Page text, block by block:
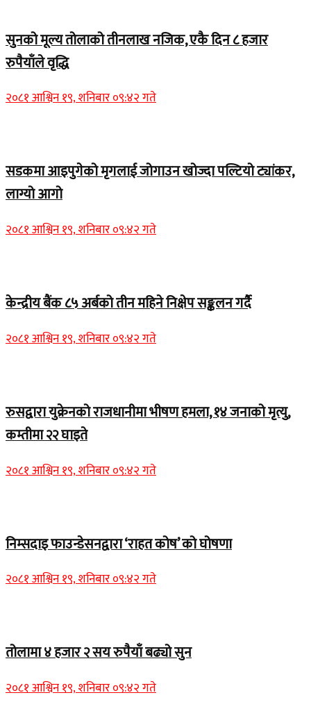
सुनको मूल्य तोलाको तीनलाख नजिक, एकै दिन ८ हजार
रुपैयाँले वृद्धि
२०८१ आश्विन १९, शनिबार ०९:४२ गते
सडकमा आइपुगेको मृगलाई जोगाउन खोज्दा पल्टियो ट्यांकर,
लाग्यो आगो
२०८१ आश्विन १९, शनिबार ०९:४२ गते
केन्द्रीय बैंक ८५ अर्बको तीन महिने निक्षेप सङ्कलन गर्दै
२०८१ आश्विन १९, शनिबार ०९:४२ गते
रुसद्वारा युक्रेनको राजधानीमा भीषण हमला, १४ जनाको मृत्यु,
कम्तीमा २२ घाइते
२०८१ आश्विन १९, शनिबार ०९:४२ गते
निम्सदाइ फाउन्डेसनद्वारा ‘राहत कोष’ को घोषणा
२०८१ आश्विन १९, शनिबार ०९:४२ गते
तोलामा ४ हजार २ सय रुपैयाँ बढ्यो सुन
२०८१ आश्विन १९, शनिबार ०९:४२ गते